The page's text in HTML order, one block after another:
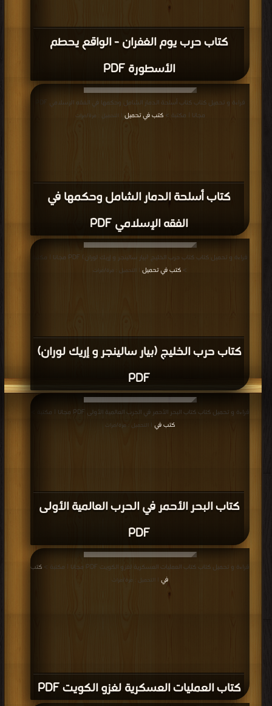
كتاب حرب يوم الغفران - الواقع يحطم
الأسطورة PDF
كتاب أسلحة الدمار الشامل وحكمها في
الفقه الإسلامي PDF
مجانا | مكتبة >كتب في تحميل | التحميل : مرة/مرات
كتاب حرب الخليج (بيار سالينجر و إريك لوران)
PDF
قراءة و تحميل كتاب كتاب حرب الخليج (بيار سالينجر و إريك لوران) PDF مجانا | مكتبة
> كتب في تحميل | التحميل : مرة/مرات
كتاب البحر الأحمر في الحرب العالمية الأولى
PDF
قراءة و تحميل كتاب كتاب البحر الأحمر في الحرب العالمية الأولى PDF مجانا | مكتبة >
كتب في
| التحميل : مرة/مرات
كتاب العمليات العسكرية لغزو الكويت PDF
قراءة و تحميل كتاب كتاب العمليات العسكرية لغزو الكويت PDF مجانا | مكتبة >
كتب
في
| التحميل : مرة/مرات